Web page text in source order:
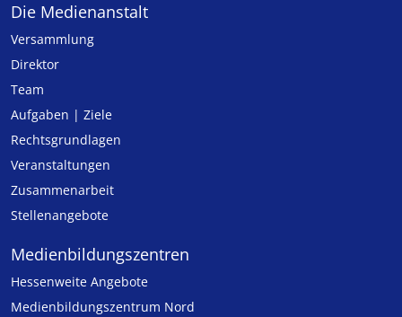
Die Medienanstalt
Versammlung
Direktor
Team
Aufgaben | Ziele
Rechtsgrundlagen
Veranstaltungen
Zusammenarbeit
Stellenangebote
Medien­bildungs­zentren
Hessenweite Angebote
Medienbildungszentrum Nord